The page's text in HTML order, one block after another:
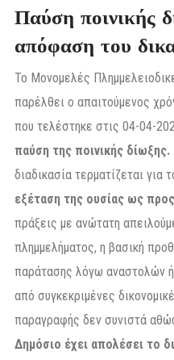
Παύση ποινικής
απόφαση του
Το Μονομελές
παρέλθει ο απαιτούμενος
που τελέστηκε στις 04-04-
παύση της ποινικής δίωξης.
διαδικασία τερματίζεται για
εξέταση της ουσίας ως
πράξεις με ανώτατη
πλημμελήματος, η βασική
παράτασης λόγω αναστολών
από συγκεκριμένες
παραγραφής δεν συνιστά
Δημόσιο έχει απολέσει το